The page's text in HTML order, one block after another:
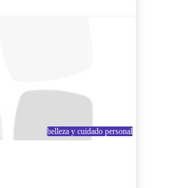
belleza y cuidado personal